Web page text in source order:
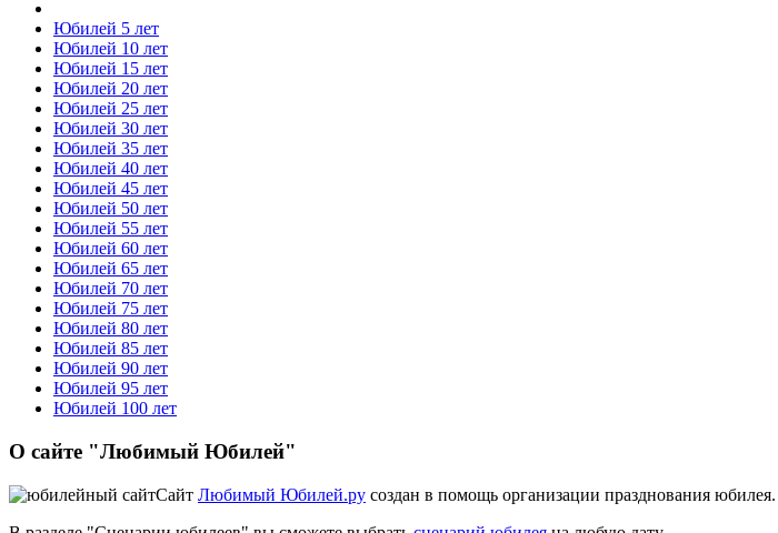
Юбилей 5 лет
Юбилей 10 лет
Юбилей 15 лет
Юбилей 20 лет
Юбилей 25 лет
Юбилей 30 лет
Юбилей 35 лет
Юбилей 40 лет
Юбилей 45 лет
Юбилей 50 лет
Юбилей 55 лет
Юбилей 60 лет
Юбилей 65 лет
Юбилей 70 лет
Юбилей 75 лет
Юбилей 80 лет
Юбилей 85 лет
Юбилей 90 лет
Юбилей 95 лет
Юбилей 100 лет
О сайте "Любимый Юбилей"
Сайт Любимый Юбилей.ру создан в помощь организации празднования